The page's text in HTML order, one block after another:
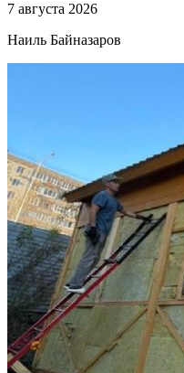
7 августа 2026
Наиль Байназаров